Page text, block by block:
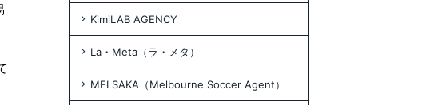
KimiLAB AGENCY
La・Meta（ラ・メタ）
MELSAKA（Melbourne Soccer Agent）